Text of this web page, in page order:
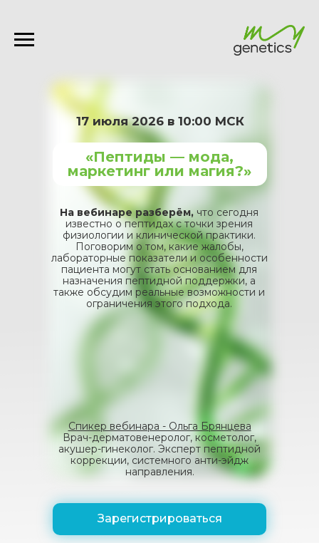
17 июля 2026 в 10:00 МСК
Спикер вебинара - Ольга Брянцева
Врач-дерматовенеролог, косметолог,
акушер-гинеколог. Эксперт пептидной
коррекции, системного анти-эйдж
направления.
Зарегистрироваться
На вебинаре разберём, что сегодня
известно о пептидах с точки зрения
физиологии и клинической практики.
Поговорим о том, какие жалобы,
лабораторные показатели и особенности
пациента могут стать основанием для
назначения пептидной поддержки, а
также обсудим реальные возможности и
ограничения этого подхода.
«Пептиды — мода,
маркетинг или магия?»